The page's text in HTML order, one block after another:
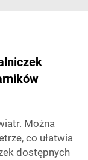
Można
co ułatwia
dostępnych